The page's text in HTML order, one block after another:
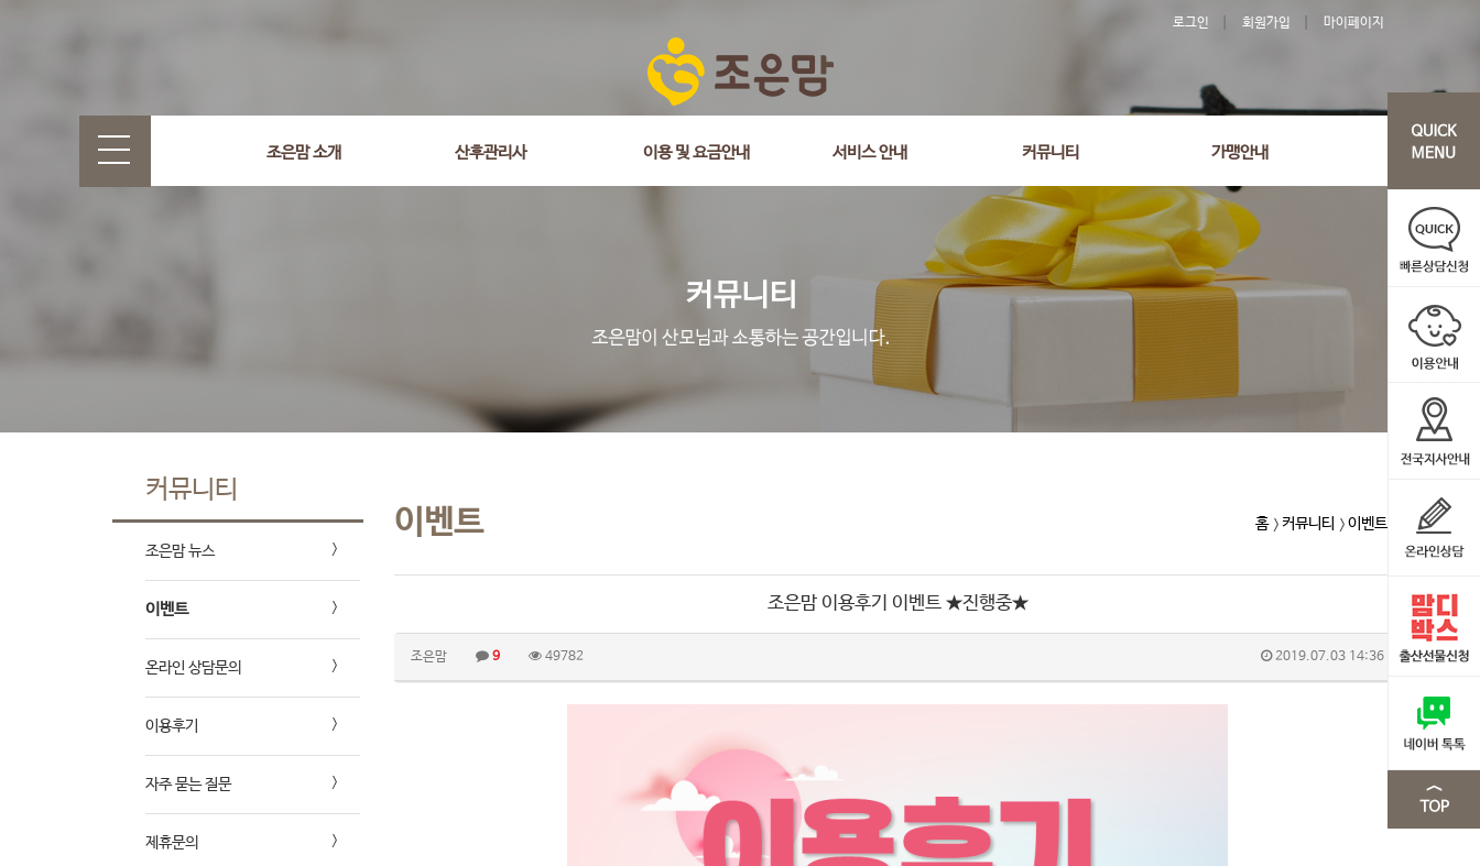
로그인 회원가입 마이페이지
조은맘 소개 산후관리사 이용 및 요금안내 서비스 안내 커뮤니티 가맹안내
커뮤니티
조은맘 뉴스
이벤트
온라인 상담문의
이용후기
자주 묻는 질문
제휴문의
이벤트 홈 커뮤니티 이벤트
조은맘 이용후기 이벤트 ★진행중★
조은맘 9 49782 2019.07.03 14:36